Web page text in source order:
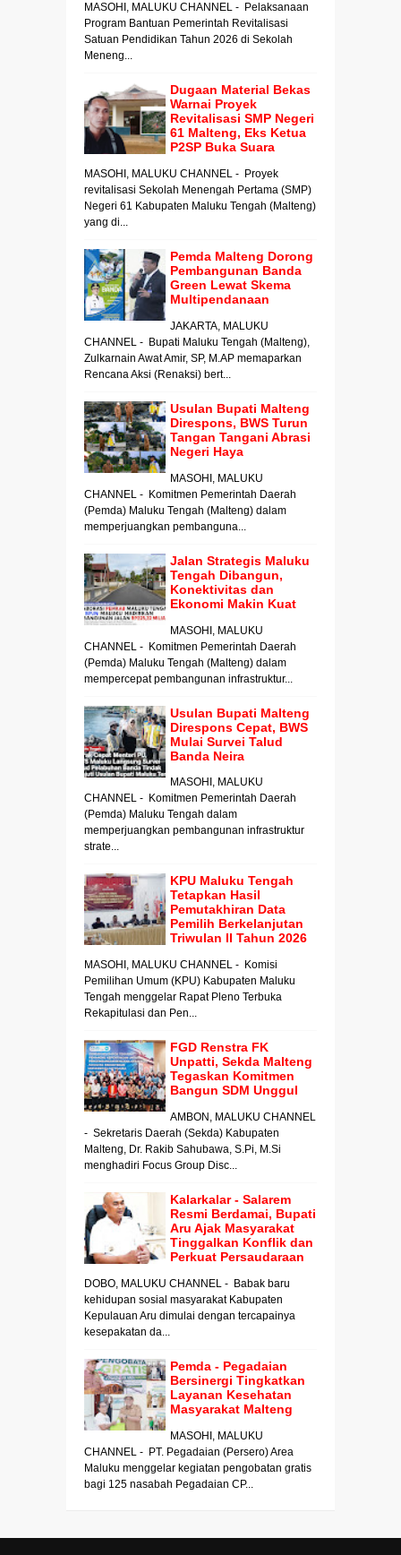
MASOHI, MALUKU CHANNEL - Pelaksanaan
Program Bantuan Pemerintah Revitalisasi
Satuan Pendidikan Tahun 2026 di Sekolah
Meneng...
Dugaan Material Bekas
Warnai Proyek
Revitalisasi SMP Negeri
61 Malteng, Eks Ketua
P2SP Buka Suara
MASOHI, MALUKU CHANNEL - Proyek
revitalisasi Sekolah Menengah Pertama (SMP)
Negeri 61 Kabupaten Maluku Tengah (Malteng)
yang di...
Pemda Malteng Dorong
Pembangunan Banda
Green Lewat Skema
Multipendanaan
JAKARTA, MALUKU
CHANNEL - Bupati Maluku Tengah (Malteng),
Zulkarnain Awat Amir, SP, M.AP memaparkan
Rencana Aksi (Renaksi) bert...
Usulan Bupati Malteng
Direspons, BWS Turun
Tangan Tangani Abrasi
Negeri Haya
MASOHI, MALUKU
CHANNEL - Komitmen Pemerintah Daerah
(Pemda) Maluku Tengah (Malteng) dalam
memperjuangkan pembanguna...
Jalan Strategis Maluku
Tengah Dibangun,
Konektivitas dan
Ekonomi Makin Kuat
MASOHI, MALUKU
CHANNEL - Komitmen Pemerintah Daerah
(Pemda) Maluku Tengah (Malteng) dalam
mempercepat pembangunan infrastruktur...
Usulan Bupati Malteng
Direspons Cepat, BWS
Mulai Survei Talud
Banda Neira
MASOHI, MALUKU
CHANNEL - Komitmen Pemerintah Daerah
(Pemda) Maluku Tengah dalam
memperjuangkan pembangunan infrastruktur
strate...
KPU Maluku Tengah
Tetapkan Hasil
Pemutakhiran Data
Pemilih Berkelanjutan
Triwulan II Tahun 2026
MASOHI, MALUKU CHANNEL - Komisi
Pemilihan Umum (KPU) Kabupaten Maluku
Tengah menggelar Rapat Pleno Terbuka
Rekapitulasi dan Pen...
FGD Renstra FK
Unpatti, Sekda Malteng
Tegaskan Komitmen
Bangun SDM Unggul
AMBON, MALUKU CHANNEL
- Sekretaris Daerah (Sekda) Kabupaten
Malteng, Dr. Rakib Sahubawa, S.Pi, M.Si
menghadiri Focus Group Disc...
Kalarkalar - Salarem
Resmi Berdamai, Bupati
Aru Ajak Masyarakat
Tinggalkan Konflik dan
Perkuat Persaudaraan
DOBO, MALUKU CHANNEL - Babak baru
kehidupan sosial masyarakat Kabupaten
Kepulauan Aru dimulai dengan tercapainya
kesepakatan da...
Pemda - Pegadaian
Bersinergi Tingkatkan
Layanan Kesehatan
Masyarakat Malteng
MASOHI, MALUKU
CHANNEL - PT. Pegadaian (Persero) Area
Maluku menggelar kegiatan pengobatan gratis
bagi 125 nasabah Pegadaian CP...